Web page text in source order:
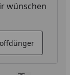
wünschen